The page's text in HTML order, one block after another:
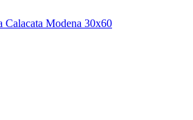
Calacata Modena 30x60